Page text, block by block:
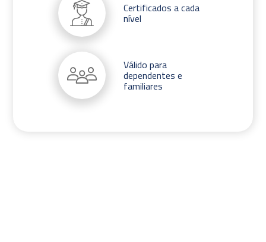
Certificados a cada
nível
Válido para
dependentes e
familiares